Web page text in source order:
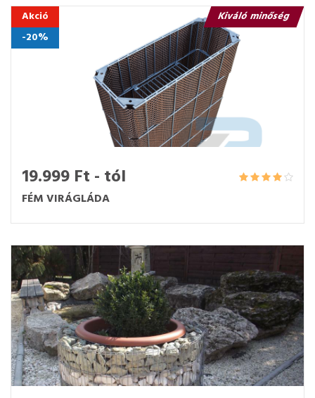
Akció
-20%
Kiváló minőség
19.999 Ft - tól
FÉM VIRÁGLÁDA